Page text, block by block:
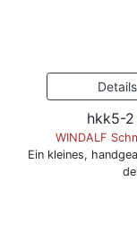
hkk5-2
WINDALF
Ein kleines,